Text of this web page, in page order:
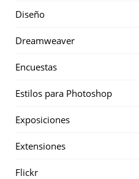
Diseño
Dreamweaver
Encuestas
Estilos para Photoshop
Exposiciones
Extensiones
Flickr